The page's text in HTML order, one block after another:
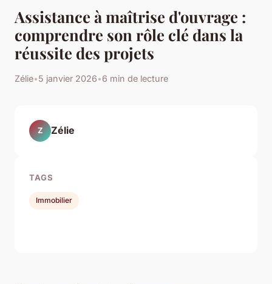
Assistance à maîtrise d'ouvrage :
comprendre son rôle clé dans la
réussite des projets
Zélie•5 janvier 2026•6 min de lecture
Z Zélie
TAGS
Immobilier